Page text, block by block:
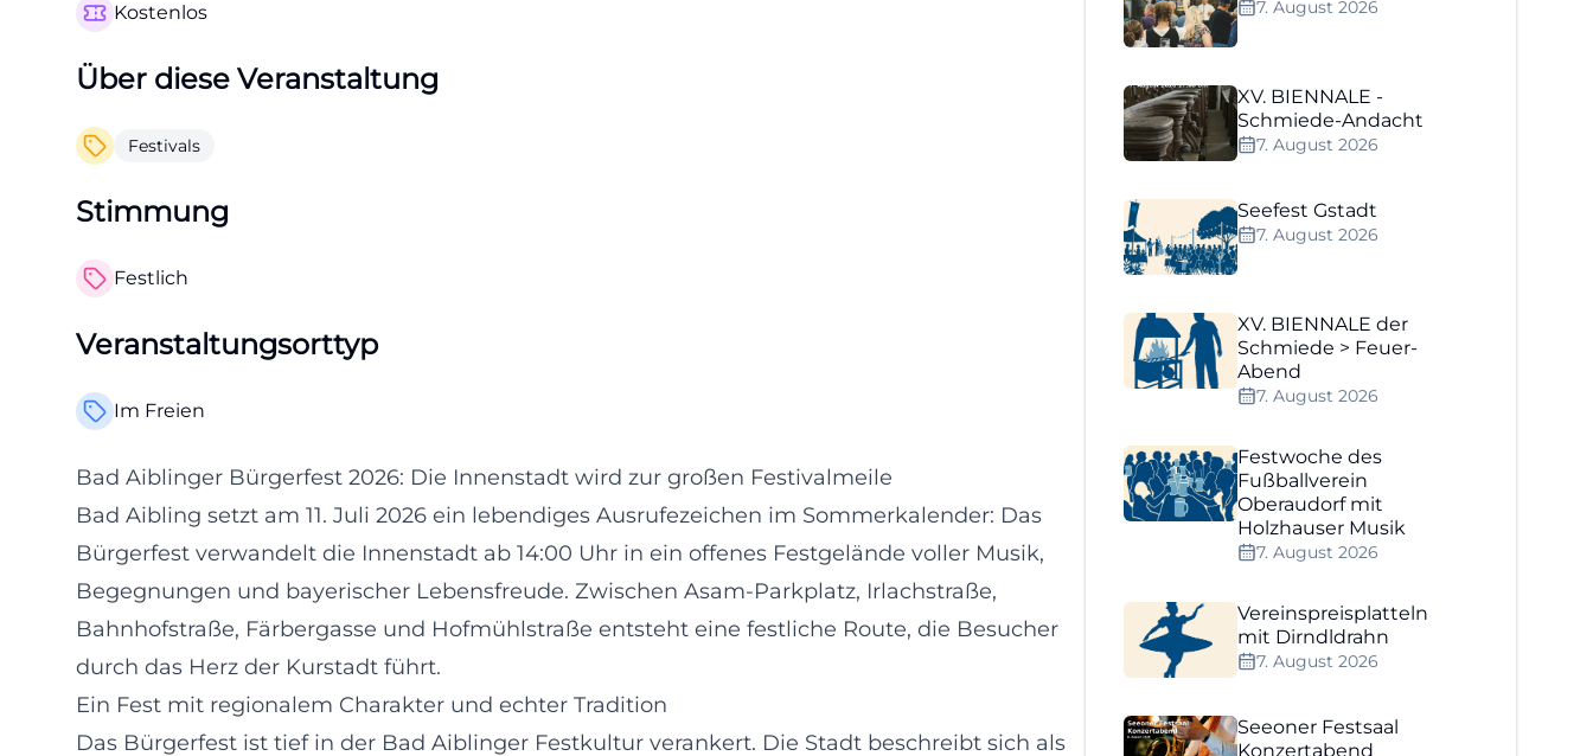
Kostenlos
Über diese Veranstaltung
Festivals
Stimmung
Festlich
Veranstaltungsorttyp
Im Freien
Bad Aiblinger Bürgerfest 2026: Die Innenstadt wird zur großen Festivalmeile
Bad Aibling setzt am 11. Juli 2026 ein lebendiges Ausrufezeichen im Sommerkalender: Das
Bürgerfest verwandelt die Innenstadt ab 14:00 Uhr in ein offenes Festgelände voller Musik,
Begegnungen und bayerischer Lebensfreude. Zwischen Asam-Parkplatz, Irlachstraße,
Bahnhofstraße, Färbergasse und Hofmühlstraße entsteht eine festliche Route, die Besucher
durch das Herz der Kurstadt führt.
Ein Fest mit regionalem Charakter und echter Tradition
Das Bürgerfest ist tief in der Bad Aiblinger Festkultur verankert. Die Stadt beschreibt sich als
7. August 2026
XV. BIENNALE -
Schmiede-Andacht
7. August 2026
Seefest Gstadt
7. August 2026
XV. BIENNALE der
Schmiede > Feuer-
Abend
7. August 2026
Festwoche des
Fußballverein
Oberaudorf mit
Holzhauser Musik
7. August 2026
Vereinspreisplatteln
mit Dirndldrahn
7. August 2026
Seeoner Festsaal
Konzertabend